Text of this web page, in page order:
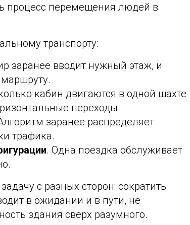
процесс перемещения людей в
транспорту:
заранее вводит нужный этаж, и
кабин двигаются в одной шахте
переходы.
заранее распределяет
трафика.
. Одна поездка обслуживает
с разных сторон: сократить
в ожидании и в пути, не
здания сверх разумного.